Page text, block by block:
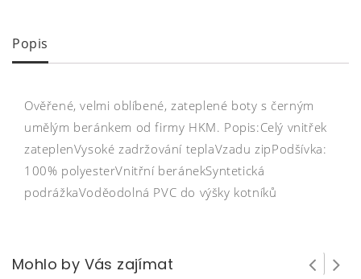
Popis
Ověřené, velmi oblíbené, zateplené boty s černým
umělým beránkem od firmy HKM. Popis:Celý vnitřek
zateplenVysoké zadržování teplaVzadu zipPodšívka:
100% polyesterVnitřní beránekSyntetická
podrážkaVoděodolná PVC do výšky kotníků
Mohlo by Vás zajímat